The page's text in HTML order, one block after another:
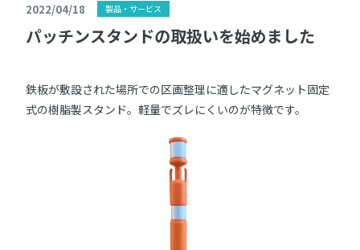
2022/04/18 製品・サービス
パッチンスタンドの取扱いを始めました
鉄板が敷設された場所での区画整理に適したマグネット固定
式の樹脂製スタンド。軽量でズレにくいのが特徴です。